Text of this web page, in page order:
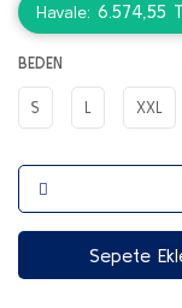
Havale 6.574,55
BEDEN
S L XXL
Sepete